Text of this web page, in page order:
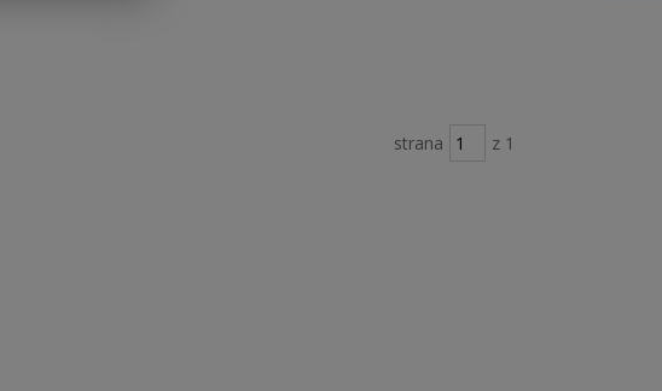
strana z 1